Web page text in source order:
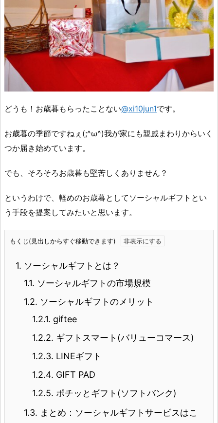
どうも！お歳暮もらったことない@xi10jun1です。
お歳暮の季節ですねぇ(;^ω^)我が家にも親戚まわりからいく
つか届き始めています。
でも、そろそろお歳暮も堅苦しくありません？
というわけで、軽めのお歳暮としてソーシャルギフトとい
う手段を提案してみたいと思います。
もくじ(見出しからすぐ移動できます)
1. ソーシャルギフトとは？
1.1. ソーシャルギフトの市場規模
1.2. ソーシャルギフトのメリット
1.2.1. giftee
1.2.2. ギフトスマート(バリューコマース)
1.2.3. LINEギフト
1.2.4. GIFT PAD
1.2.5. ポチッとギフト(ソフトバンク)
1.3. まとめ：ソーシャルギフトサービスはこ